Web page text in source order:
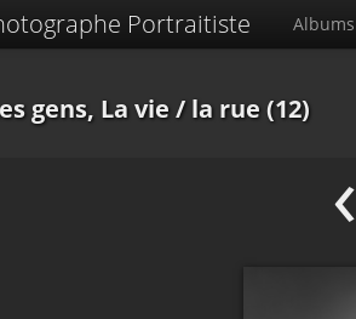
Portraitiste Albums
gens, La vie/ la rue (12)
‹